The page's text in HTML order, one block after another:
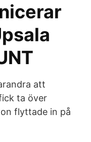
att
ta över
flyttade in på